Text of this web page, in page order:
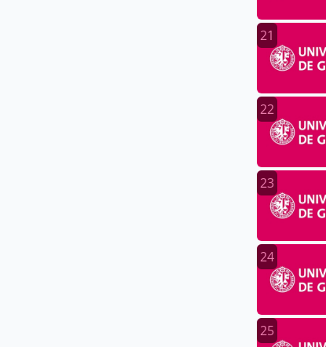
21
22
23
24
25